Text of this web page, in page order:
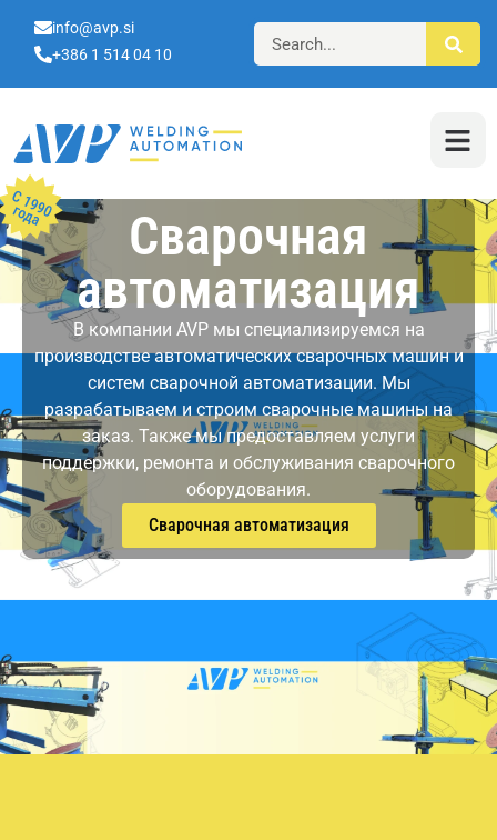
info@avp.si
+386 1 514 04 10
Сварочная
автоматизация
В компании AVP мы специализируемся на
производстве автоматических сварочных машин и
систем сварочной автоматизации. Мы
разрабатываем и строим сварочные машины на
заказ. Также мы предоставляем услуги
поддержки, ремонта и обслуживания сварочного
оборудования.
Сварочная автоматизация